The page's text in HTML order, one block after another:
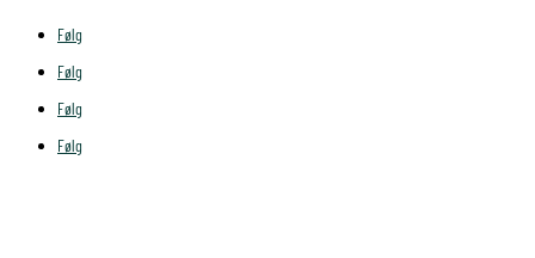
Følg
Følg
Følg
Følg